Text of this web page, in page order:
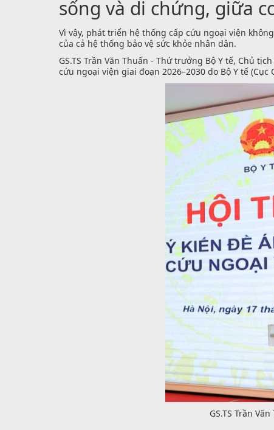
sống và di chứng, giữa
Vì vậy, phát triển hệ thống cấp cứu ngoại viện
của cả hệ thống bảo vệ sức khỏe nhân dân.
GS.TS Trần Văn Thuấn - Thứ trưởng Bộ Y tế, Chủ
cứu ngoại viện giai đoạn 2026–2030 do Bộ Y tế
GS.TS Trần